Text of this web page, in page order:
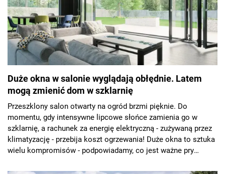
Duże okna w salonie wyglądają obłędnie. Latem
mogą zmienić dom w szklarnię
Przeszklony salon otwarty na ogród brzmi pięknie. Do
momentu, gdy intensywne lipcowe słońce zamienia go w
szklarnię, a rachunek za energię elektryczną - zużywaną przez
klimatyzację - przebija koszt ogrzewania! Duże okna to sztuka
wielu kompromisów - podpowiadamy, co jest ważne pry